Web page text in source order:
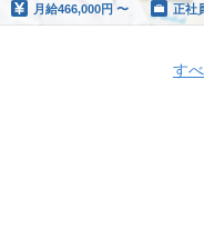
月給466,000円 〜 正社
す